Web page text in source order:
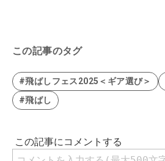
この記事のタグ
#飛ばしフェス2025＜ギア選び＞
#飛ばし